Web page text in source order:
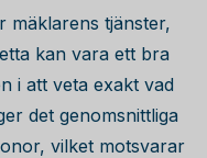
mäklarens tjänster,
kan vara ett bra
i att veta exakt vad
det genomsnittliga
vilket motsvarar